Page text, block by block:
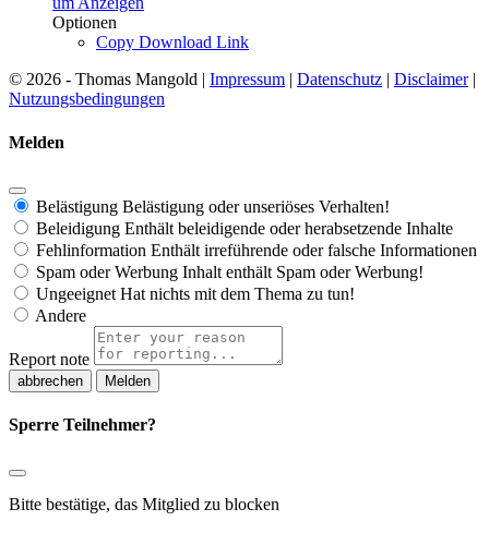
Optionen
Copy Download Link
© 2026 - Thomas Mangold | Impressum | Datenschutz | Disclaimer|
Nutzungsbedingungen
Melden
Belästigung Belästigung oder unseriöses Verhalten!
Beleidigung Enthält beleidigende oder herabsetzende Inhalte
Fehlinformation Enthält irreführende oder falsche Informationen
Spam oder Werbung Inhalt enthält Spam oder Werbung!
Ungeeignet Hat nichts mit dem Thema zu tun!
Andere
Report note
Melden
Sperre Teilnehmer?
Bitte bestätige, das Mitglied zu blocken